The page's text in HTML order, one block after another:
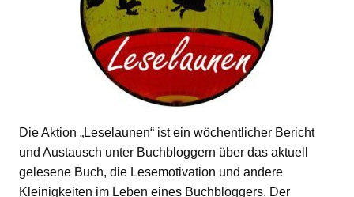
Die Aktion „Leselaunen“ ist ein wöchentlicher Bericht
und Austausch unter Buchbloggern über das aktuell
gelesene Buch, die Lesemotivation und andere
Kleinigkeiten im Leben eines Buchbloggers. Der